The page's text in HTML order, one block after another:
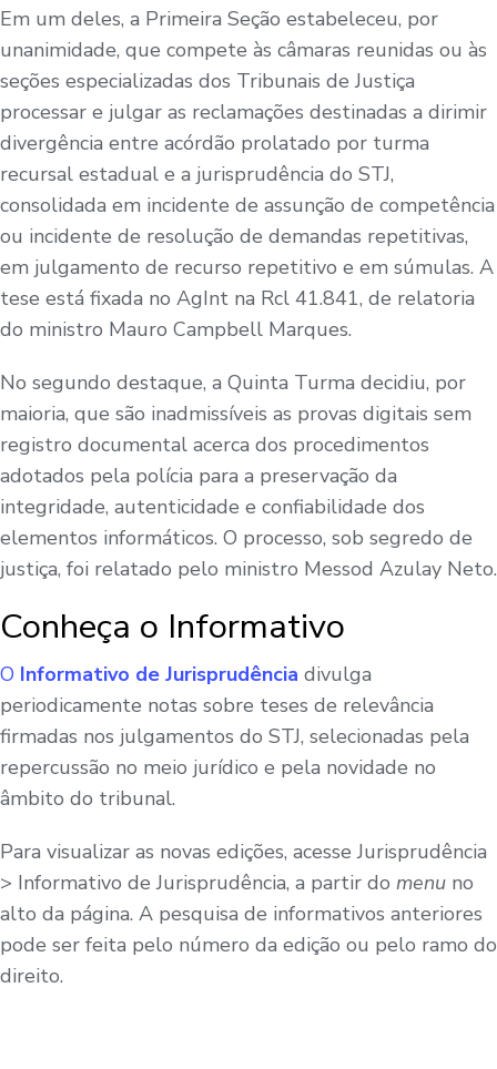
Em um deles, a Primeira Seção estabeleceu, por
unanimidade, que compete às câmaras reunidas ou às
seções especializadas dos Tribunais de Justiça
processar e julgar as reclamações destinadas a dirimir
divergência entre acórdão prolatado por turma
recursal estadual e a jurisprudência do STJ,
consolidada em incidente de assunção de competência
ou incidente de resolução de demandas repetitivas,
em julgamento de recurso repetitivo e em súmulas. A
tese está fixada no AgInt na Rcl 41.841, de relatoria
do ministro Mauro Campbell Marques.
No segundo destaque, a Quinta Turma decidiu, por
maioria, que são inadmissíveis as provas digitais sem
registro documental acerca dos procedimentos
adotados pela polícia para a preservação da
integridade, autenticidade e confiabilidade dos
elementos informáticos. O processo, sob segredo de
justiça, foi relatado pelo ministro Messod Azulay Neto.
Conheça o Informativo
O Informativo de Jurisprudência divulga
periodicamente notas sobre teses de relevância
firmadas nos julgamentos do STJ, selecionadas pela
repercussão no meio jurídico e pela novidade no
âmbito do tribunal.
Para visualizar as novas edições, acesse Jurisprudência
> Informativo de Jurisprudência, a partir do menu no
alto da página. A pesquisa de informativos anteriores
pode ser feita pelo número da edição ou pelo ramo do
direito.